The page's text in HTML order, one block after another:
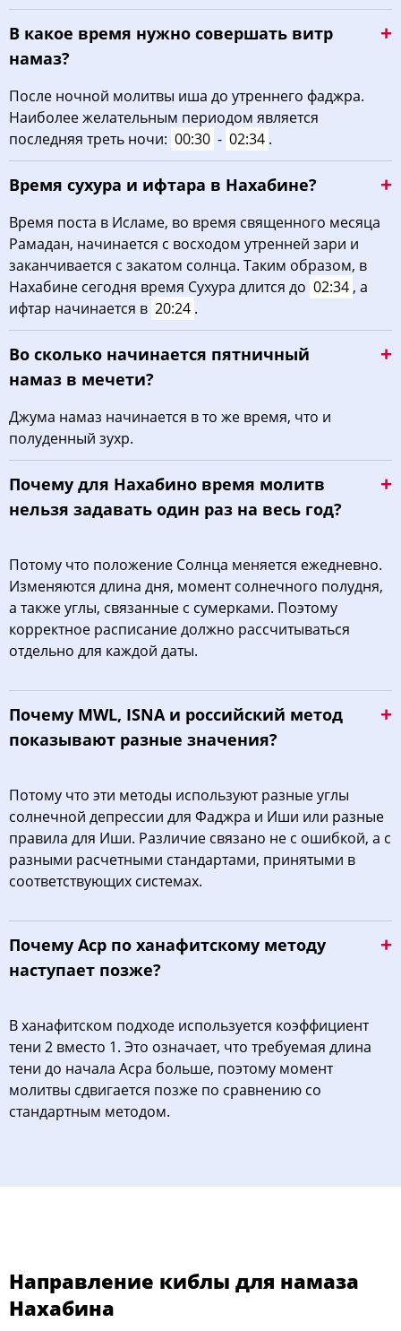
В какое время нужно совершать витр
намаз?
После ночной молитвы иша до утреннего фаджра.
Наиболее желательным периодом является
последняя треть ночи: 00:30 - 02:34 .
Время сухура и ифтара в Нахабине?
Время поста в Исламе, во время священного месяца
Рамадан, начинается с восходом утренней зари и
заканчивается с закатом солнца. Таким образом, в
Нахабине сегодня время Сухура длится до 02:34 , а
ифтар начинается в 20:24 .
Во сколько начинается пятничный
намаз в мечети?
Джума намаз начинается в то же время, что и
полуденный зухр.
Почему для Нахабино время молитв
нельзя задавать один раз на весь год?
Потому что положение Солнца меняется ежедневно.
Изменяются длина дня, момент солнечного полудня,
а также углы, связанные с сумерками. Поэтому
корректное расписание должно рассчитываться
отдельно для каждой даты.
Почему MWL, ISNA и российский метод
показывают разные значения?
Потому что эти методы используют разные углы
солнечной депрессии для Фаджра и Иши или разные
правила для Иши. Различие связано не с ошибкой, а с
разными расчетными стандартами, принятыми в
соответствующих системах.
Почему Аср по ханафитскому методу
наступает позже?
В ханафитском подходе используется коэффициент
тени 2 вместо 1. Это означает, что требуемая длина
тени до начала Асра больше, поэтому момент
молитвы сдвигается позже по сравнению со
стандартным методом.
Направление киблы для намаза
Нахабина